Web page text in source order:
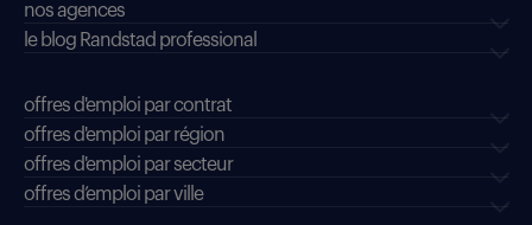
nos agences
le blog Randstad professional
offres d'emploi par contrat
offres d'emploi par région
offres d'emploi par secteur
offres d’emploi par ville